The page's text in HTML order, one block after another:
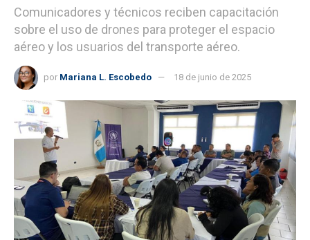
Comunicadores y técnicos reciben capacitación
sobre el uso de drones para proteger el espacio
aéreo y los usuarios del transporte aéreo.
por Mariana L. Escobedo 18 de junio de 2025